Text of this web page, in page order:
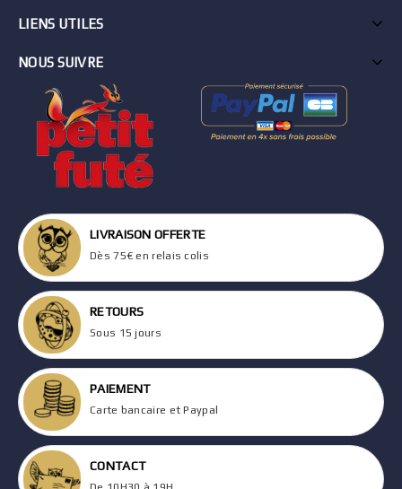
LIENS UTILES
NOUS SUIVRE
LIVRAISON OFFERTE
Dès 75€ en relais colis
RETOURS
Sous 15 jours
PAIEMENT
Carte bancaire et Paypal
CONTACT